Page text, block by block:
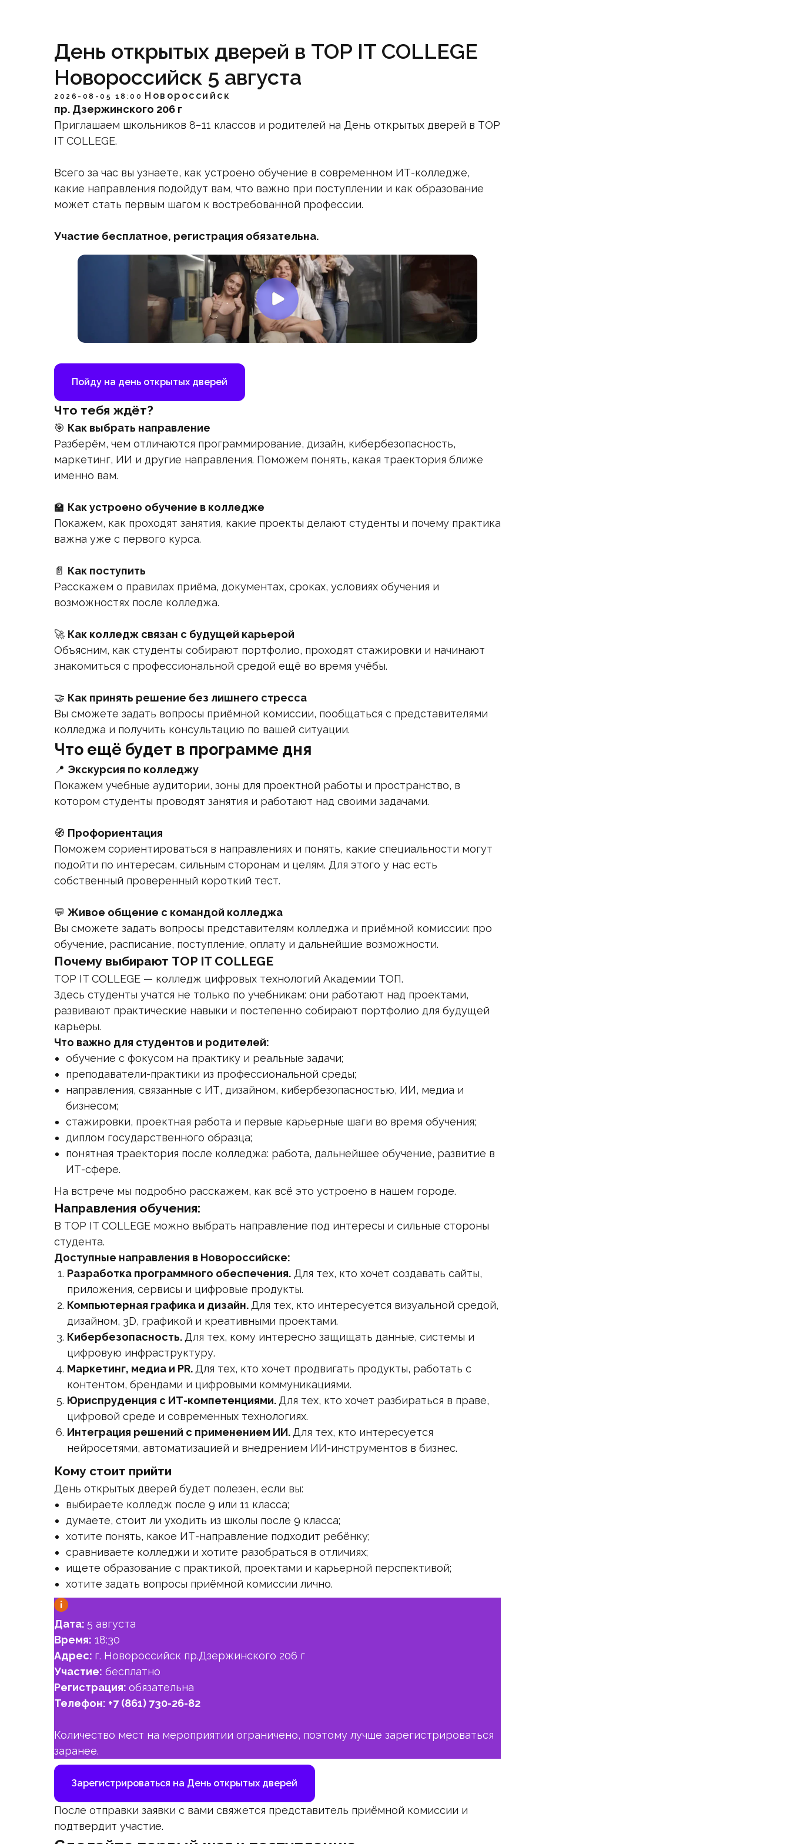
День открытых дверей в TOP IT COLLEGE
Новороссийск 5 августа
2026-08-05 18:00 Новороссийск
пр. Дзержинского 206 г
Приглашаем школьников 8−11 классов и родителей на День открытых дверей в TOP
IT COLLEGE.
Всего за час вы узнаете, как устроено обучение в современном ИТ-колледже,
какие направления подойдут вам, что важно при поступлении и как образование
может стать первым шагом к востребованной профессии.
Участие бесплатное, регистрация обязательна.
Пойду на день открытых дверей
Что тебя ждёт?
🎯 Как выбрать направление
Разберём, чем отличаются программирование, дизайн, кибербезопасность,
маркетинг, ИИ и другие направления. Поможем понять, какая траектория ближе
именно вам.
🏫 Как устроено обучение в колледже
Покажем, как проходят занятия, какие проекты делают студенты и почему практика
важна уже с первого курса.
📄 Как поступить
Расскажем о правилах приёма, документах, сроках, условиях обучения и
возможностях после колледжа.
🚀 Как колледж связан с будущей карьерой
Объясним, как студенты собирают портфолио, проходят стажировки и начинают
знакомиться с профессиональной средой ещё во время учёбы.
🤝 Как принять решение без лишнего стресса
Вы сможете задать вопросы приёмной комиссии, пообщаться с представителями
колледжа и получить консультацию по вашей ситуации.
Что ещё будет в программе дня
📍 Экскурсия по колледжу
Покажем учебные аудитории, зоны для проектной работы и пространство, в
котором студенты проводят занятия и работают над своими задачами.
🧭 Профориентация
Поможем сориентироваться в направлениях и понять, какие специальности могут
подойти по интересам, сильным сторонам и целям. Для этого у нас есть
собственный проверенный короткий тест.
💬 Живое общение с командой колледжа
Вы сможете задать вопросы представителям колледжа и приёмной комиссии: про
обучение, расписание, поступление, оплату и дальнейшие возможности.
Почему выбирают TOP IT COLLEGE
TOP IT COLLEGE — колледж цифровых технологий Академии ТОП.
Здесь студенты учатся не только по учебникам: они работают над проектами,
развивают практические навыки и постепенно собирают портфолио для будущей
карьеры.
Что важно для студентов и родителей:
обучение с фокусом на практику и реальные задачи;
преподаватели-практики из профессиональной среды;
направления, связанные с ИТ, дизайном, кибербезопасностью, ИИ, медиа и
бизнесом;
стажировки, проектная работа и первые карьерные шаги во время обучения;
диплом государственного образца;
понятная траектория после колледжа: работа, дальнейшее обучение, развитие в
ИТ-сфере.
На встрече мы подробно расскажем, как всё это устроено в нашем городе.
Направления обучения:
В TOP IT COLLEGE можно выбрать направление под интересы и сильные стороны
студента.
Доступные направления в Новороссийске:
Разработка программного обеспечения. Для тех, кто хочет создавать сайты,
приложения, сервисы и цифровые продукты.
Компьютерная графика и дизайн. Для тех, кто интересуется визуальной средой,
дизайном, 3D, графикой и креативными проектами.
Кибербезопасность. Для тех, кому интересно защищать данные, системы и
цифровую инфраструктуру.
Маркетинг, медиа и PR. Для тех, кто хочет продвигать продукты, работать с
контентом, брендами и цифровыми коммуникациями.
Юриспруденция с ИТ-компетенциями. Для тех, кто хочет разбираться в праве,
цифровой среде и современных технологиях.
Интеграция решений с применением ИИ. Для тех, кто интересуется
нейросетями, автоматизацией и внедрением ИИ-инструментов в бизнес.
Кому стоит прийти
День открытых дверей будет полезен, если вы:
выбираете колледж после 9 или 11 класса;
думаете, стоит ли уходить из школы после 9 класса;
хотите понять, какое ИТ-направление подходит ребёнку;
сравниваете колледжи и хотите разобраться в отличиях;
ищете образование с практикой, проектами и карьерной перспективой;
хотите задать вопросы приёмной комиссии лично.
Дата: 5 августа
Время: 18:30
Адрес: г. Новороссийск пр.Дзержинского 206 г
Участие: бесплатно
Регистрация: обязательна
Телефон: +7 (861) 730-26-82
Количество мест на мероприятии ограничено, поэтому лучше зарегистрироваться
заранее.
Зарегистрироваться на День открытых дверей
После отправки заявки с вами свяжется представитель приёмной комиссии и
подтвердит участие.